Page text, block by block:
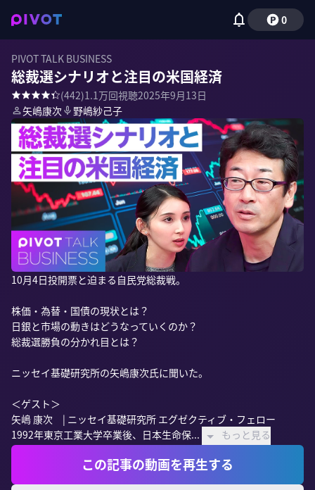
0
PIVOT TALK BUSINESS
総裁選シナリオと注目の米国経済
(442)1.1万回視聴2025年9月13日
矢嶋康次
野嶋紗己子
10月4日投開票と迫まる自民党総裁戦。
株価・為替・国債の現状とは？
日銀と市場の動きはどうなっていくのか？
総裁選勝負の分かれ目とは？
ニッセイ基礎研究所の矢嶋康次氏に聞いた。
＜ゲスト＞
矢嶋 康次　| ニッセイ基礎研究所 エグゼクティブ・フェロー
1992年東京工業大学卒業後、日本生命保...
もっと見る
この記事の動画を再生する